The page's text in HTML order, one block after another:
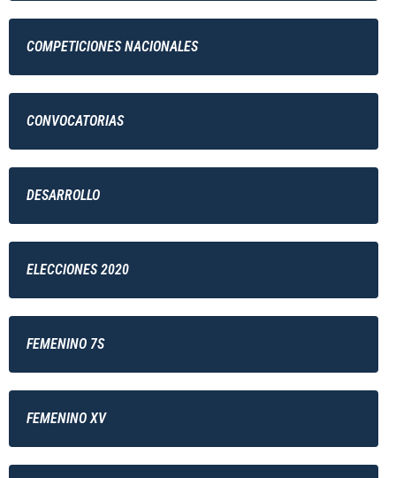
COMPETICIONES NACIONALES
CONVOCATORIAS
DESARROLLO
ELECCIONES 2020
FEMENINO 7S
FEMENINO XV